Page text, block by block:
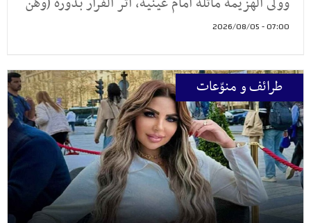
07:00 - 2026/08/05
طرائف و منوّعات